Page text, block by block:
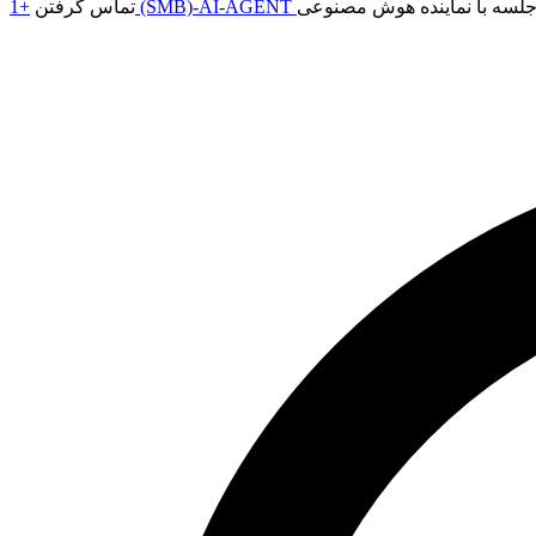
تماس گرفتن +1 (SMB)-AI-AGENT